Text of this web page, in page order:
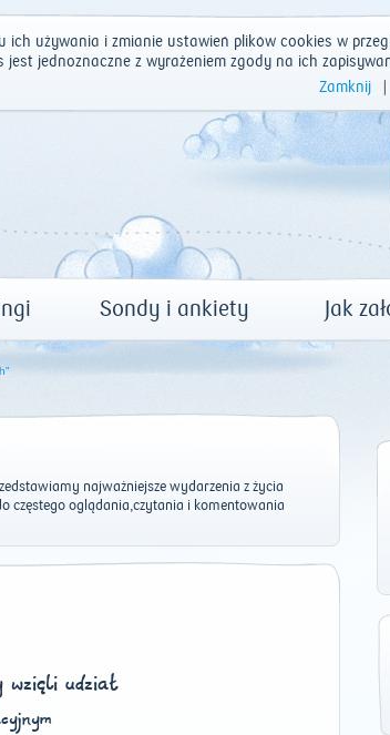
ich używania i zmianie ustawień plików cookies w
jednoznaczne z wyrażeniem zgody na ich
Zamknij
Sondy i ankiety Jak
najważniejsze wydarzenia z życia
częstego oglądania,czytania i komentowania
wzięli udział